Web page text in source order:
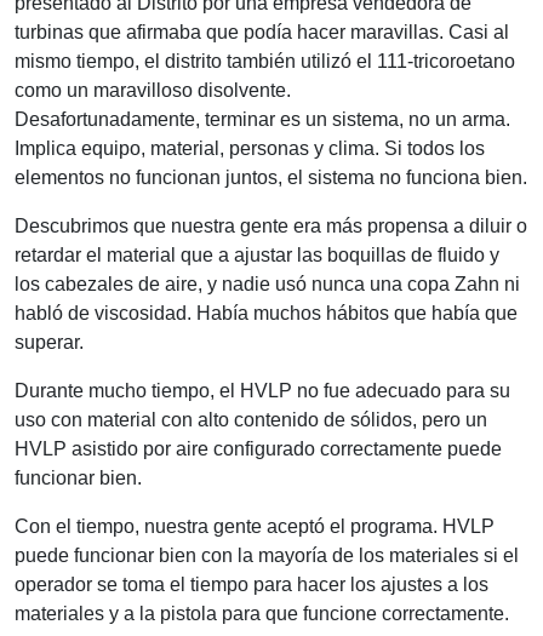
turbinas que afirmaba que podía hacer maravillas. Casi al
mismo tiempo, el distrito también utilizó el 111-tricoroetano
como un maravilloso disolvente.
Desafortunadamente, terminar es un sistema, no un arma.
Implica equipo, material, personas y clima. Si todos los
elementos no funcionan juntos, el sistema no funciona bien.
Descubrimos que nuestra gente era más propensa a diluir o
retardar el material que a ajustar las boquillas de fluido y
los cabezales de aire, y nadie usó nunca una copa Zahn ni
habló de viscosidad. Había muchos hábitos que había que
superar.
Durante mucho tiempo, el HVLP no fue adecuado para su
uso con material con alto contenido de sólidos, pero un
HVLP asistido por aire configurado correctamente puede
funcionar bien.
Con el tiempo, nuestra gente aceptó el programa. HVLP
puede funcionar bien con la mayoría de los materiales si el
operador se toma el tiempo para hacer los ajustes a los
materiales y a la pistola para que funcione correctamente.